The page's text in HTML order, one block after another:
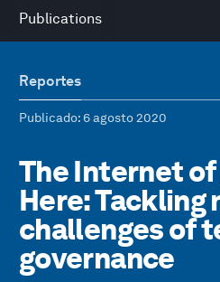
Publications
Reportes
Publicado: 6 agosto 2020
The Internet
Here: Tackling
challenges of
governance